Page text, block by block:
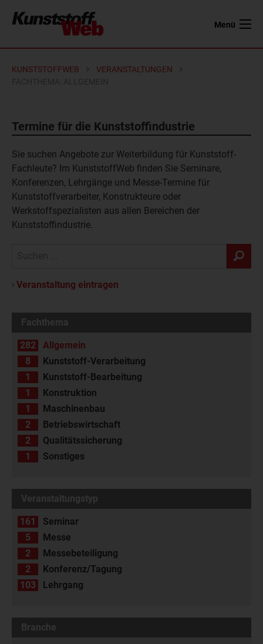
Menü
KUNSTSTOFFWEB
VERANSTALTUNGEN
Termine für die Kunststoffindustrie
Sie suchen Angebote zur Weiterbildung für Kunststoff-
Fachleute? Im KunststoffWeb finden Sie Seminare,
Konferenzen, Lehrgänge und Messe-Termine für
Kunststoffverarbeiter, Konstrukteure oder
Werkstoffspezialisten aus allen Bereichen der
Kunststoffindustrie.
Veranstaltung eintragen
Fachthema
282
Allgemein
8
Kunststoff-Verarbeitung
1
Kunststoff-Bearbeitung
1
Konstruktion
1
Maschinenbau
2
Betriebswirtschaft
2
Qualitätssicherung
1
Sonstiges
Veranstaltungstyp
161
Seminar
5
Messe
2
Messebeteiligung
2
Konferenz/Tagung
103
Lehrgang
Branche